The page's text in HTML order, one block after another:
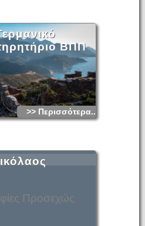
ΒΠΠ
>> Περισσότερα...
Προσεχώς